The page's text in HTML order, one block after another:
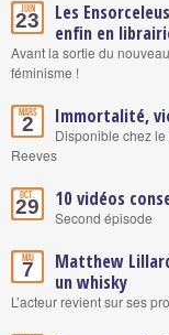
Juin
23
Les
enfin en
Avant la sortie du
féminisme !
Mars
2 Immortalité,
Disponible chez
Reeves
Oct.
29 10 vidéos
Second épisode
Mai
7
Matthew
un whisky
L’acteur revient sur ses